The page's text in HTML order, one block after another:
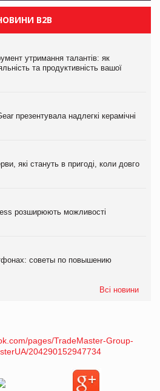
B2B
утримання талантів: як
та продуктивність вашої
презентувала надлегкі керамічні
які стануть в пригоді, коли довго
розширюють можливості
советы по повышению
Всі новини